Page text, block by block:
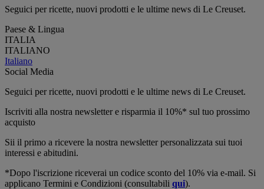
Seguici per ricette, nuovi prodotti e le ultime news di Le Creuset.
Paese & Lingua
ITALIA
ITALIANO
Italiano
Social Media
Seguici per ricette, nuovi prodotti e le ultime news di Le Creuset.
Iscriviti alla nostra newsletter e risparmia il 10%* sul tuo prossimo
acquisto
Sii il primo a ricevere la nostra newsletter personalizzata sui tuoi
interessi e abitudini.
*Dopo l'iscrizione riceverai un codice sconto del 10% via e-mail. Si
applicano Termini e Condizioni (consultabili qui).